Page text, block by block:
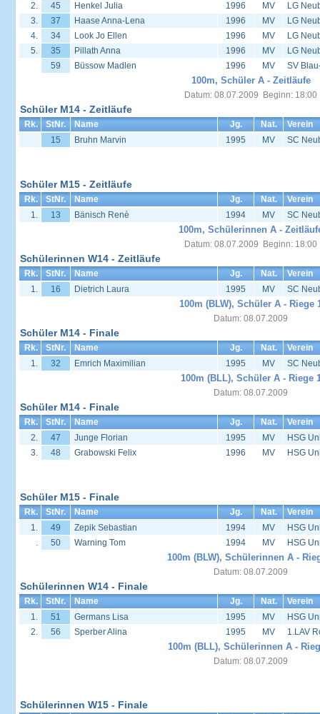
2.
45 Henkel Julia 1996 MV
LG
3.
37 Haase Anna-Lena 1996 MV
LG
4.
34 Look Jo Ellen 1996 MV
LG
5.
35 Pillath Anna 1996 MV
LG
59
Büssow Madlen 1996 MV SV
100m, Schüler A - Zeitläufe
Datum: 08.07.2009 Beginn: 18:00
Schüler M14 - Zeitläufe
Rk. StNr. Name Jg. Nat.
Verein
15
Bruhn Marvin 1995 MV SC
Schüler M15 - Zeitläufe
Rk. StNr. Name Jg. Nat.
Verein
1.
13 Bänisch Renè 1994 MV SC
100m, Schülerinnen A -
Datum: 08.07.2009 Beginn: 18:00
Schülerinnen W14 - Zeitläufe
Rk. StNr. Name Jg. Nat.
Verein
1.
16 Dietrich Laura 1995 MV SC
100m (BLW), Schüler A - Riege
Datum: 08.07.2009
Schüler M14 - Finale
Rk. StNr. Name Jg. Nat.
Verein
1.
32 Emrich Maximilian 1995 MV SC
100m (BLL), Schüler A - Riege
Datum: 08.07.2009
Schüler M14 - Finale
Rk. StNr. Name Jg. Nat.
Verein
2.
47 Junge Florian 1995 MV
HSG
3.
48 Grabowski Felix 1996 MV HSG
Schüler M15 - Finale
Rk. StNr. Name Jg. Nat.
Verein
1.
49 Zepik Sebastian 1994 MV
HSG
.
50 Warning Tom 1994 MV HSG
100m (BLW), Schülerinnen A -
Datum: 08.07.2009
Schülerinnen W14 - Finale
Rk. StNr. Name Jg. Nat.
Verein
1.
51 Germans Lisa 1995 MV
HSG
2.
56 Sperber Alina 1995 MV 1.LAV
100m (BLL), Schülerinnen A -
Datum: 08.07.2009
Schülerinnen W15 - Finale